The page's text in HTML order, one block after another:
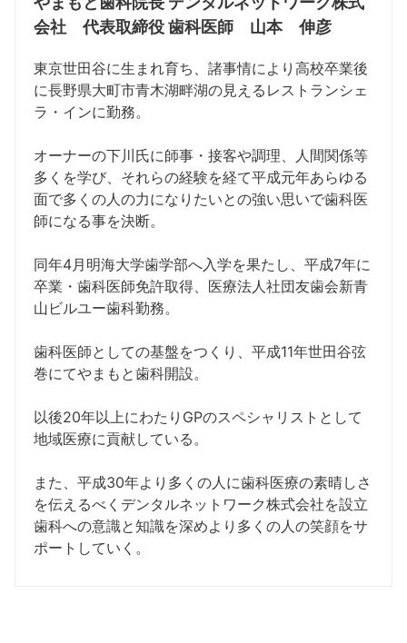
会社 代表取締役 歯科医師 山本 伸彦
東京世田谷に生まれ育ち、諸事情により高校卒業後
に長野県大町市青木湖畔湖の見えるレストランシェ
ラ・インに勤務。
オーナーの下川氏に師事・接客や調理、人間関係等
多くを学び、それらの経験を経て平成元年あらゆる
面で多くの人の力になりたいとの強い思いで歯科医
師になる事を決断。
同年4月明海大学歯学部へ入学を果たし、平成7年に
卒業・歯科医師免許取得、医療法人社団友歯会新青
山ビルユー歯科勤務。
歯科医師としての基盤をつくり、平成11年世田谷弦
巻にてやまもと歯科開設。
以後20年以上にわたりGPのスペシャリストとして
地域医療に貢献している。
また、平成30年より多くの人に歯科医療の素晴しさ
を伝えるべくデンタルネットワーク株式会社を設立
歯科への意識と知識を深めより多くの人の笑顔をサ
ポートしていく。